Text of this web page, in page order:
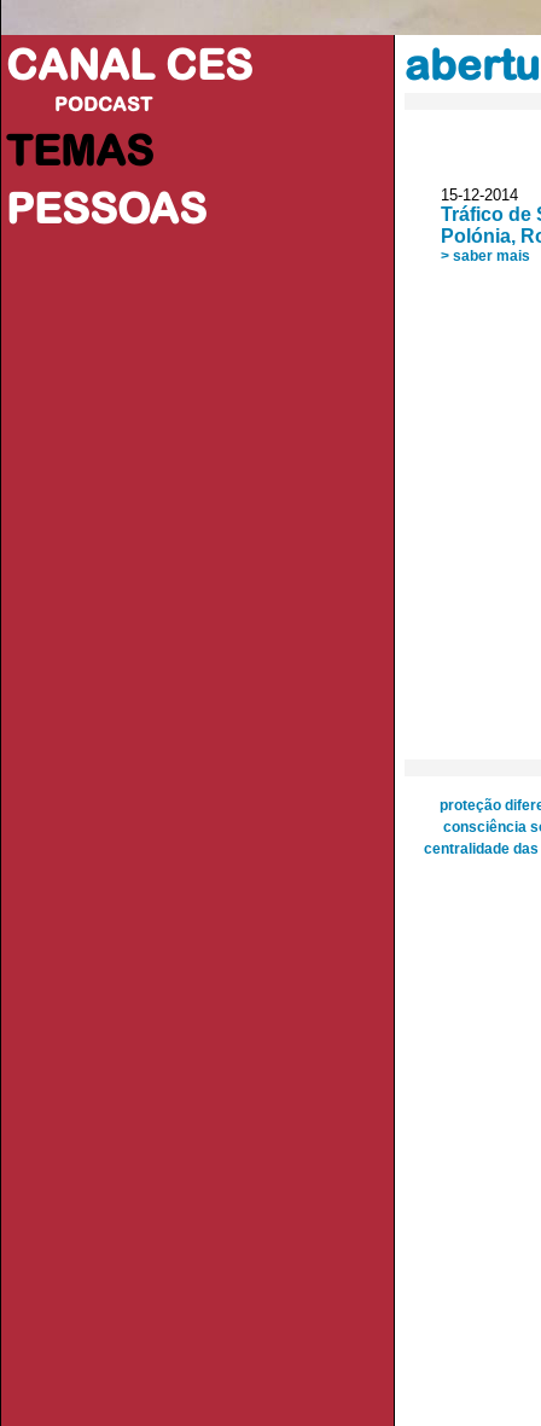
CANAL CES
PODCAST
TEMAS
PESSOAS
15-12-
Tráfico de
Polónia,
> saber mais
proteção
consciência
centralidade